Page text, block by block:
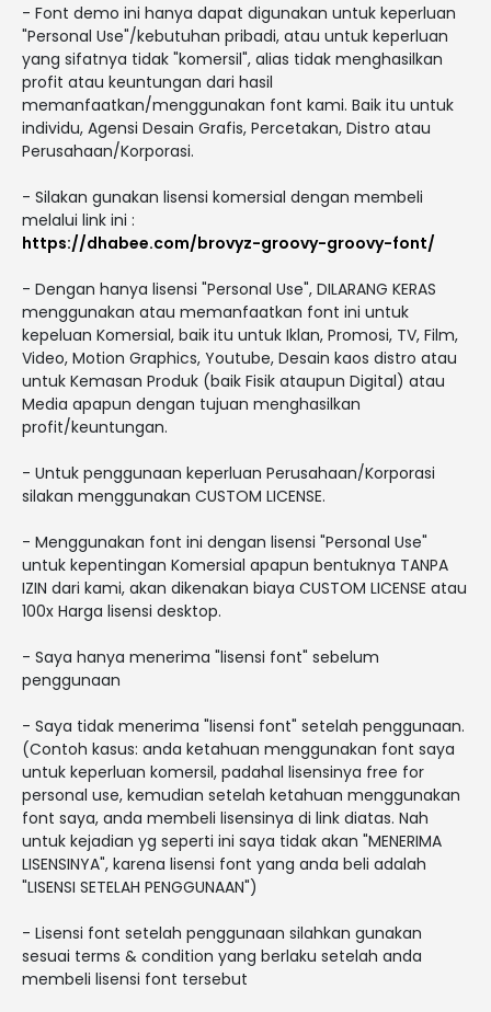
- Font demo ini hanya dapat digunakan untuk keperluan
"Personal Use"/kebutuhan pribadi, atau untuk keperluan
yang sifatnya tidak "komersil", alias tidak menghasilkan
profit atau keuntungan dari hasil
memanfaatkan/menggunakan font kami. Baik itu untuk
individu, Agensi Desain Grafis, Percetakan, Distro atau
Perusahaan/Korporasi.
- Silakan gunakan lisensi komersial dengan membeli
melalui link ini :
https://dhabee.com/brovyz-groovy-groovy-font/
- Dengan hanya lisensi "Personal Use", DILARANG KERAS
menggunakan atau memanfaatkan font ini untuk
kepeluan Komersial, baik itu untuk Iklan, Promosi, TV, Film,
Video, Motion Graphics, Youtube, Desain kaos distro atau
untuk Kemasan Produk (baik Fisik ataupun Digital) atau
Media apapun dengan tujuan menghasilkan
profit/keuntungan.
- Untuk penggunaan keperluan Perusahaan/Korporasi
silakan menggunakan CUSTOM LICENSE.
- Menggunakan font ini dengan lisensi "Personal Use"
untuk kepentingan Komersial apapun bentuknya TANPA
IZIN dari kami, akan dikenakan biaya CUSTOM LICENSE atau
100x Harga lisensi desktop.
- Saya hanya menerima "lisensi font" sebelum
penggunaan
- Saya tidak menerima "lisensi font" setelah penggunaan.
(Contoh kasus: anda ketahuan menggunakan font saya
untuk keperluan komersil, padahal lisensinya free for
personal use, kemudian setelah ketahuan menggunakan
font saya, anda membeli lisensinya di link diatas. Nah
untuk kejadian yg seperti ini saya tidak akan "MENERIMA
LISENSINYA", karena lisensi font yang anda beli adalah
"LISENSI SETELAH PENGGUNAAN")
- Lisensi font setelah penggunaan silahkan gunakan
sesuai terms & condition yang berlaku setelah anda
membeli lisensi font tersebut